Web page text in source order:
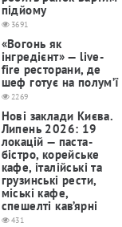
підйому
3691
«Вогонь як
інгредієнт» — live-
fire ресторани, де
шеф готує на полум’ї
2269
Нові заклади Києва.
Липень 2026: 19
локацій — паста-
бістро, корейське
кафе, італійські та
грузинські рести,
міські кафе,
спешелті кав’ярні
431